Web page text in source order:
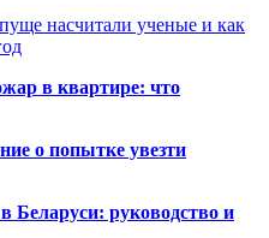
насчитали ученые и как
в квартире: что
о попытке увезти
Беларуси: руководство и